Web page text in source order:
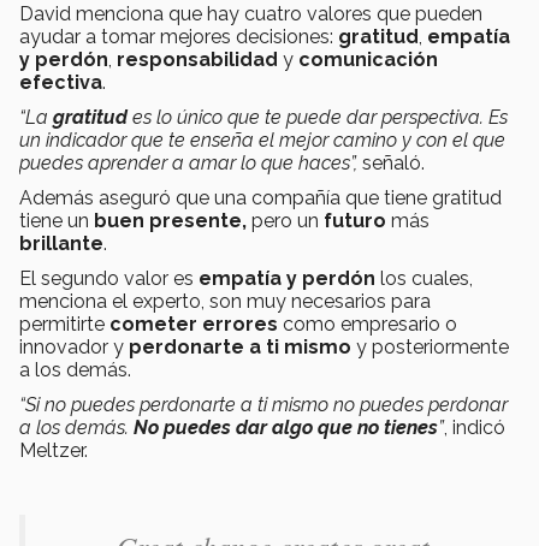
David menciona que hay cuatro valores que pueden
ayudar a tomar mejores decisiones: gratitud empatía
y perdón responsabilidad y comunicación
efectiva.
“La gratitudes lo único que te puede dar perspectiva. Es
un indicador que te enseña el mejor camino y con el que
puedes aprender a amar lo que haces”, señaló.
Además aseguró que una compañía que tiene gratitud
tiene un buen presente, pero un futuro más
brillante.
El segundo valor es empatía y perdón los cuales,
menciona el experto, son muy necesarios para
permitirte cometer errores como empresario o
innovador y perdonarte a ti mismo y posteriormente
a los demás.
“Si no puedes perdonarte a ti mismo no puedes perdonar
a los demás. No puedes dar algo que no tienes”, indicó
Meltzer.